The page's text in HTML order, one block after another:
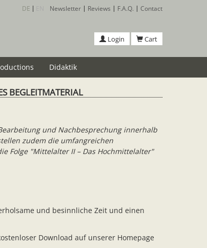
DE Newsletter Reviews F.A.Q. Contact
Login Cart
Didaktik
BEGLEITMATERIAL
und Nachbesprechung innerhalb
zudem die umfangreichen
Folge "Mittelalter II – Das Hochmittelalter"
und besinnliche Zeit und einen
Download auf unserer Homepage